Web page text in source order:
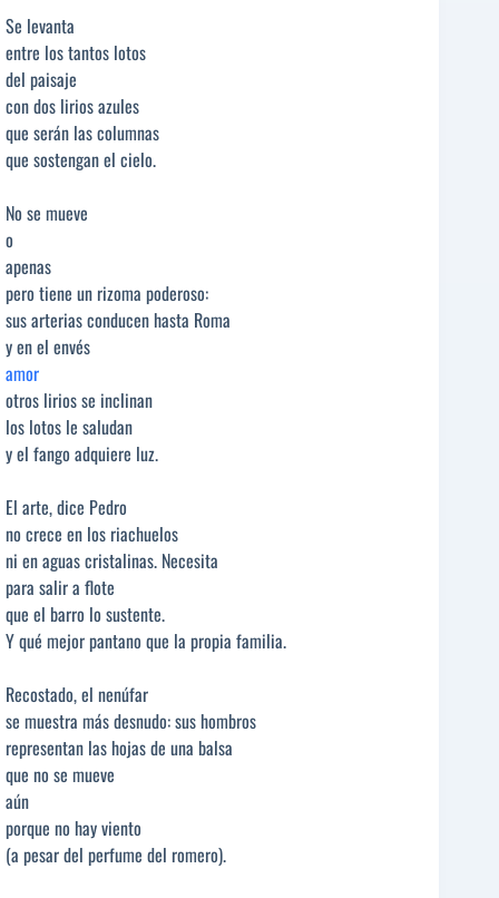
Se levanta
entre los tantos lotos
del paisaje
con dos lirios azules
que serán las columnas
que sostengan el cielo.
No se mueve
o
apenas
pero tiene un rizoma poderoso:
sus arterias conducen hasta Roma
y en el envés
amor
otros lirios se inclinan
los lotos le saludan
y el fango adquiere luz.
El arte, dice Pedro
no crece en los riachuelos
ni en aguas cristalinas. Necesita
para salir a flote
que el barro lo sustente.
Y qué mejor pantano que la propia familia.
Recostado, el nenúfar
se muestra más desnudo: sus hombros
representan las hojas de una balsa
que no se mueve
aún
porque no hay viento
(a pesar del perfume del romero).